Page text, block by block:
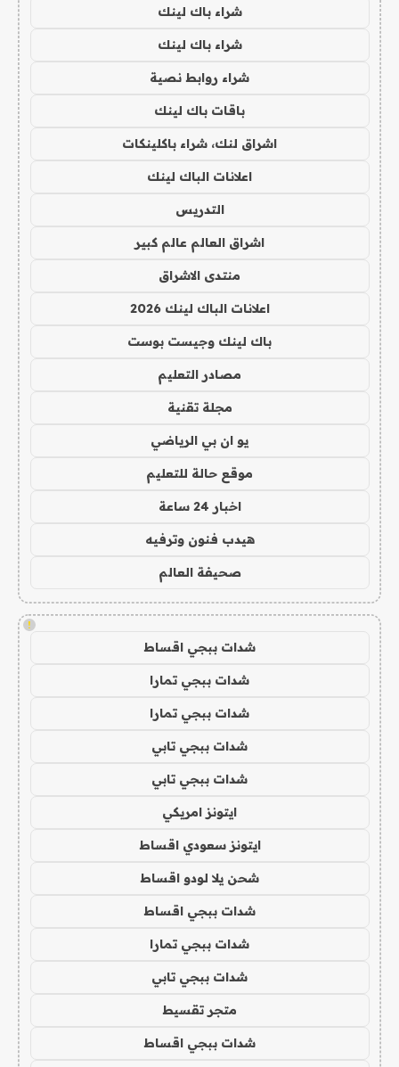
شراء باك لينك
شراء باك لينك
شراء روابط نصية
باقات باك لينك
اشراق لنك، شراء باكلينكات
اعلانات الباك لينك
التدريس
اشراق العالم عالم كبير
منتدى الاشراق
اعلانات الباك لينك 2026
باك لينك وجيست بوست
مصادر التعليم
مجلة تقنية
يو ان بي الرياضي
موقع حالة للتعليم
اخبار 24 ساعة
هيدب فنون وترفيه
صحيفة العالم
!
شدات ببجي اقساط
شدات ببجي تمارا
شدات ببجي تمارا
شدات ببجي تابي
شدات ببجي تابي
ايتونز امريكي
ايتونز سعودي اقساط
شحن يلا لودو اقساط
شدات ببجي اقساط
شدات ببجي تمارا
شدات ببجي تابي
متجر تقسيط
شدات ببجي اقساط